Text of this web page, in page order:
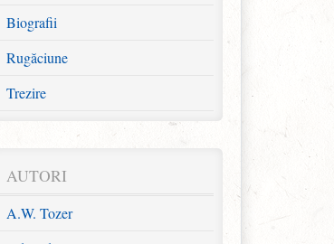
Biografii
Rugăciune
Trezire
AUTORI
A.W. Tozer